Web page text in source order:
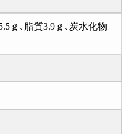
ｇ､脂質3.9ｇ､炭水化物